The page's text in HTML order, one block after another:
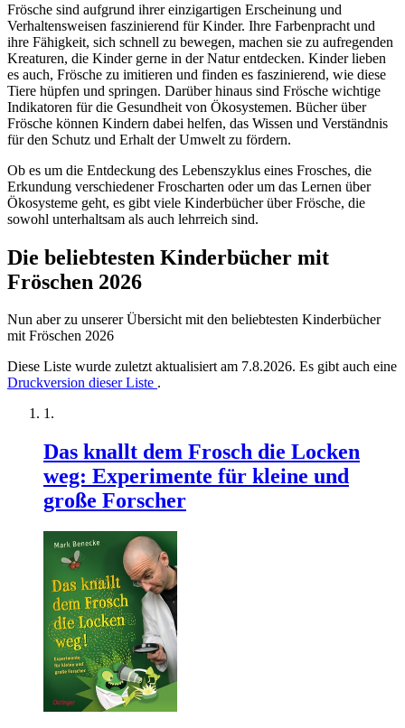
Frösche sind aufgrund ihrer einzigartigen Erscheinung und
Verhaltensweisen faszinierend für Kinder. Ihre Farbenpracht und
ihre Fähigkeit, sich schnell zu bewegen, machen sie zu aufregenden
Kreaturen, die Kinder gerne in der Natur entdecken. Kinder lieben
es auch, Frösche zu imitieren und finden es faszinierend, wie diese
Tiere hüpfen und springen. Darüber hinaus sind Frösche wichtige
Indikatoren für die Gesundheit von Ökosystemen. Bücher über
Frösche können Kindern dabei helfen, das Wissen und Verständnis
für den Schutz und Erhalt der Umwelt zu fördern.
Ob es um die Entdeckung des Lebenszyklus eines Frosches, die
Erkundung verschiedener Froscharten oder um das Lernen über
Ökosysteme geht, es gibt viele Kinderbücher über Frösche, die
sowohl unterhaltsam als auch lehrreich sind.
Die beliebtesten Kinderbücher mit
Fröschen 2026
Nun aber zu unserer Übersicht mit den beliebtesten Kinderbücher
mit Fröschen 2026
Diese Liste wurde zuletzt aktualisiert am 7.8.2026. Es gibt auch eine
Druckversion dieser Liste .
Das knallt dem Frosch die Locken
weg: Experimente für kleine und
große Forscher